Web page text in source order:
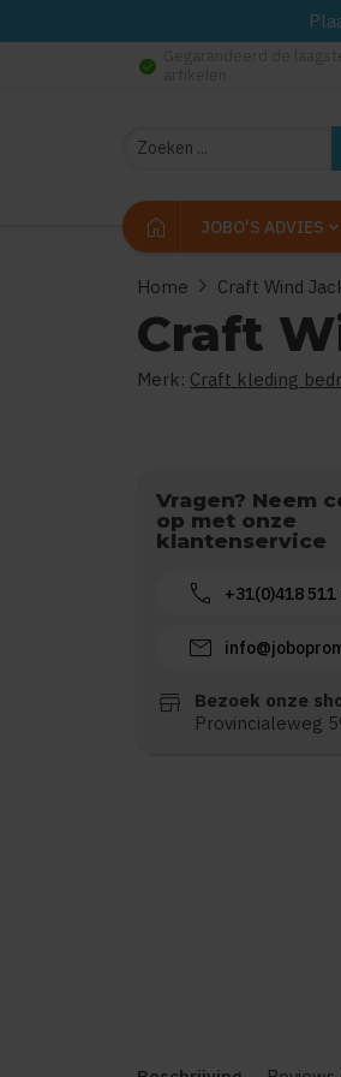
check_circle
Zoeken
home JOBO'S ADVIES
Home chevron_right Craft Wind
Craft
Merk: Craft kleding
Vragen? Neem
op met onze
klantenservice
call +31(0)418 511
mail
store
Bezoek onze
Provincialeweg